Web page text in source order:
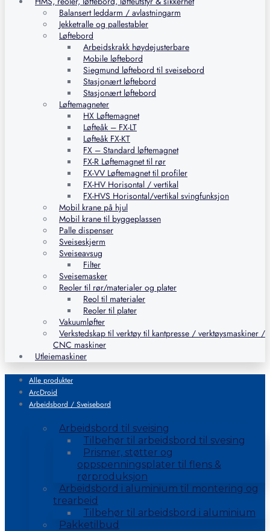
Balansert leddarm / avlastningarm
Jekketralle og pallestabler
Løftebord
Arbeidskrakk høydejusterbare
Mobile løftebord
Siegmund løftebord til sveisebord
Stasjonært løftebord
Stasjonært løftebord
Løftemagneter
HX Løftemagnet
Løfteåk – FX-LT
Løfteåk FX-KT
FX – Standard løftemagnet
FX-R Løftemagnet til rør
FX-VV Løftemagnet til profiler
FX-HV Horisontal / vertikal
FX-HVS Horisontal/vertikal svingfunksjon
Mobil krane på hjul
Mobil krane til byggeplassen
Palle dispenser
Sveiseskjerm
Sveiseavsug
Filter
Sveisemasker
Reoler til rør/materialer og plater
Reol til materialer
Reoler til plater
Vakuumløfter
Verkstedskap til verktøy til kantpresse / verktøysmaskiner /
CNC maskiner
Utleiemaskiner
Alle produkter
ArcDroid
Arbeidsbord / Sveisebord
Arbeidsbord til sveising
Tilbehør til arbeidsbord til svesing
Prismer, støtter og
oppspenningsplater til flens &
rørproduksjon
Arbeidsbord i aluminium til montering og
trearbeid
Tilbehør til arbeidsbord i aluminium
Pakketilbud